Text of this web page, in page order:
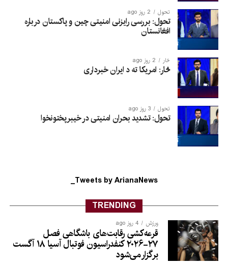
تحول 2 روز ago
تحول: بررسی رایزنی امنیتی چین و پاکستان درباره
افغانستان
څار 2 روز ago
څار: امریکا ته د ایران خبرداری
تحول 3 روز ago
تحول: تشدید بحران امنیتی در خیبرپختونخوا
Tweets by ArianaNews_
TRENDING
ورزش 4 روز ago
قرعه‌کشی رقابت‌های باشگاهی فصل
۲۷-۲۰۲۶ کنفدراسیون فوتبال آسیا ۱۸ آگست
برگزار می‌شود